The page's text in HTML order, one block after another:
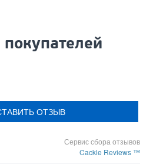
ОТЗЫВ
Сервис сбора отзывов
Cackle Reviews ™